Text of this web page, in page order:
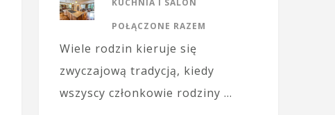
KUCHNIA I SALON
POŁĄCZONE RAZEM
Wiele rodzin kieruje się
zwyczajową tradycją, kiedy
wszyscy członkowie rodziny …